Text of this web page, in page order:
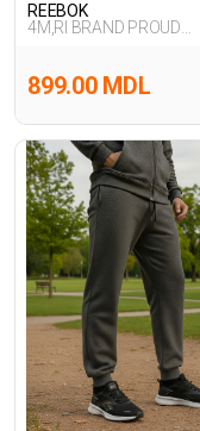
REEBOK
4M,RI BRAND PROUD
899.00 MDL